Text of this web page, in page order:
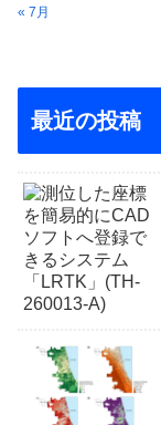
« 7月
最近の投稿